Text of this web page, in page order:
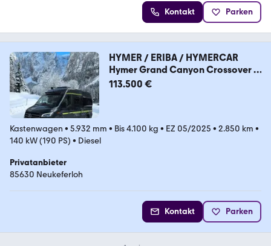
Kontakt Parken
HYMER / ERIBA / HYMERCAR
Hymer Grand Canyon Crossover S
600 ALLRAD 2850km
113.500 €
Kastenwagen • 5.932 mm • Bis 4.100 kg • EZ 05/2025 • 2.850 km •
140 kW (190 PS) • Diesel
Privatanbieter
85630 Neukeferloh
Kontakt Parken